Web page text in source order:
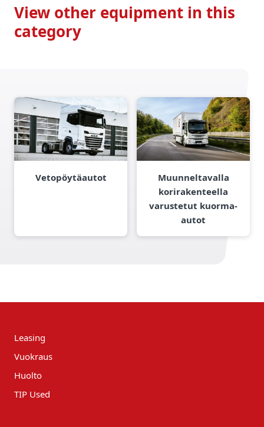
View other equipment in this
category
Vetopöytäautot
Muunneltavalla
korirakenteella
varustetut kuorma-
autot
Leasing
Vuokraus
Huolto
TIP Used